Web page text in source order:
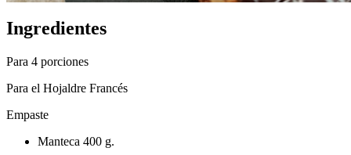
Ingredientes
Para 4 porciones
Para el Hojaldre Francés
Empaste
Manteca 400 g.